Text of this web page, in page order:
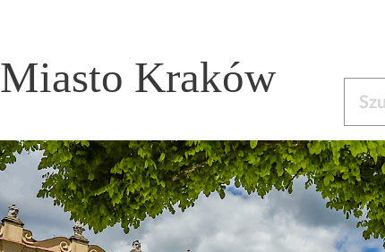
Miasto Kraków